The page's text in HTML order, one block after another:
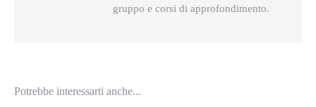
gruppo e corsi di approfondimento.
Potrebbe interessarti anche...